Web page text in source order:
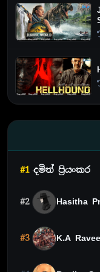
#1 දමිත් ප්‍රියංකර
#2 Hasitha
#3 K.A